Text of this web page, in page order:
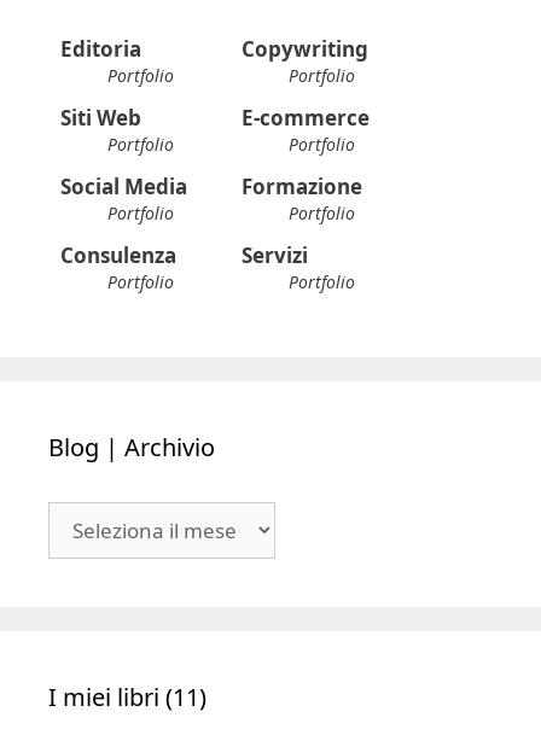
Editoria
Portfolio
Copywriting
Portfolio
Siti Web
Portfolio
E-commerce
Portfolio
Social Media
Portfolio
Formazione
Portfolio
Consulenza
Portfolio
Servizi
Portfolio
Blog | Archivio
I miei libri (11)